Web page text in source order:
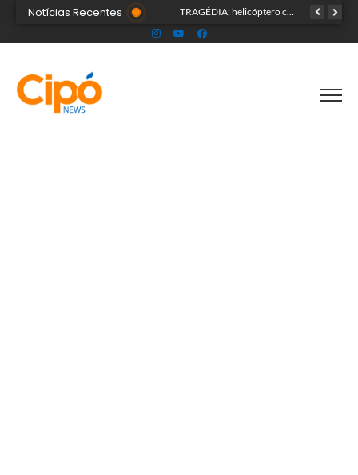
Notícias Recentes TRAGÉDIA: helicóptero cai e mata quatro pessoas; vítimas eram turistas